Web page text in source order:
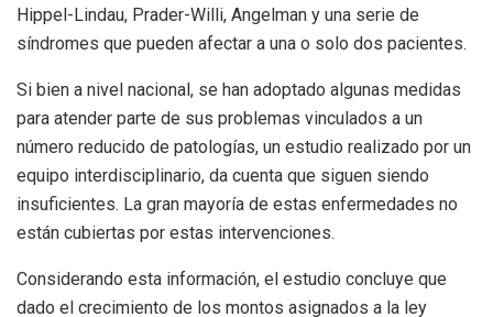
Hippel-Lindau, Prader-Willi, Angelman y una serie de
síndromes que pueden afectar a una o solo dos pacientes.
Si bien a nivel nacional, se han adoptado algunas medidas
para atender parte de sus problemas vinculados a un
número reducido de patologías, un estudio realizado por un
equipo interdisciplinario, da cuenta que siguen siendo
insuficientes. La gran mayoría de estas enfermedades no
están cubiertas por estas intervenciones.
Considerando esta información, el estudio concluye que
dado el crecimiento de los montos asignados a la ley